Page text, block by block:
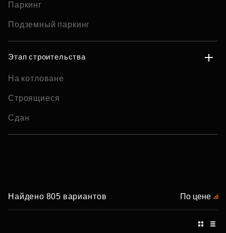
Паркинг
Подземный паркинг
Этап строительства
На котловане
Строящиеся
Сдан
Найдено 805 вариантов По цене